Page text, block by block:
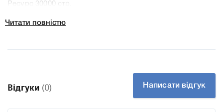
Ресурс 30000 стр.
До Картридж Ricoh 888182 Black DT39BLK type 3210D для
принтера 2035, 2045, 3035, 3045 Gestetner 3532, 4532,
DSm635, DSm645 ми підготували докладні
Читати повністю
Відгуки (0) Написати відгук